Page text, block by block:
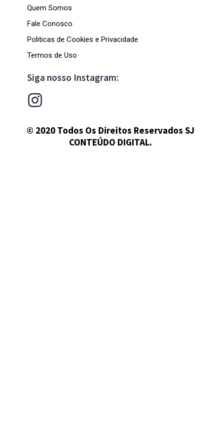
Quem Somos
Fale Conosco
Politicas de Cookies e Privacidade
Termos de Uso
Siga nosso Instagram:
© 2020 Todos Os Direitos Reservados SJ
CONTEÚDO DIGITAL.